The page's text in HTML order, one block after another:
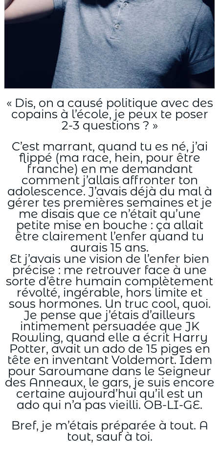
« Dis, on a causé politique avec des
copains à l’école, je peux te poser
2-3 questions ? »
C’est marrant, quand tu es né, j’ai
flippé (ma race, hein, pour être
franche) en me demandant
comment j’allais affronter ton
adolescence. J’avais déjà du mal à
gérer tes premières semaines et je
me disais que ce n’était qu’une
petite mise en bouche : ça allait
être clairement l’enfer quand tu
aurais 15 ans.
Et j’avais une vision de l’enfer bien
précise : me retrouver face à une
sorte d’être humain complètement
révolté, ingérable, hors limite et
sous hormones. Un truc cool, quoi.
Je pense que j’étais d’ailleurs
intimement persuadée que JK
Rowling, quand elle a écrit Harry
Potter, avait un ado de 15 piges en
tête en inventant Voldemort. Idem
pour Saroumane dans le Seigneur
des Anneaux, le gars, je suis encore
certaine aujourd’hui qu’il est un
ado qui n’a pas vieilli. OB-LI-GE.
Bref, je m’étais préparée à tout. A
tout, sauf à toi.